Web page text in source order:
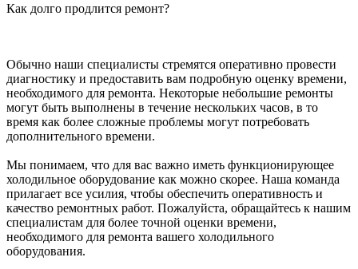
Как долго продлится ремонт?
Обычно наши специалисты стремятся оперативно провести
диагностику и предоставить вам подробную оценку времени,
необходимого для ремонта. Некоторые небольшие ремонты
могут быть выполнены в течение нескольких часов, в то
время как более сложные проблемы могут потребовать
дополнительного времени.
Мы понимаем, что для вас важно иметь функционирующее
холодильное оборудование как можно скорее. Наша команда
прилагает все усилия, чтобы обеспечить оперативность и
качество ремонтных работ. Пожалуйста, обращайтесь к нашим
специалистам для более точной оценки времени,
необходимого для ремонта вашего холодильного
оборудования.